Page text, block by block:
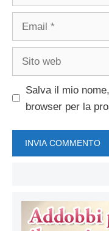
Salva il mio
browser per la